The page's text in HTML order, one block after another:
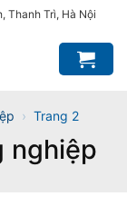
Thanh Trì, Hà Nội
nghiệp
› Trang 2